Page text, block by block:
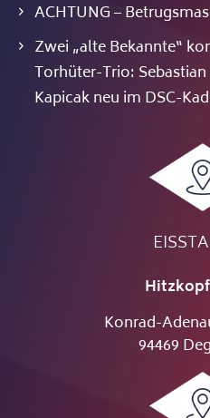
ACHTUNG –
Zwei „alte Bekannte“
Torhüter-Trio:
Kapicak neu im DSC-
Konrad-
94469